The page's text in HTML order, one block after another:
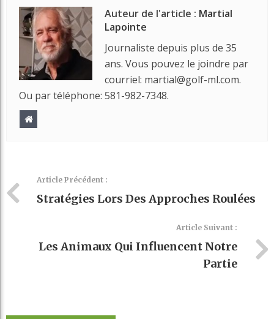
Auteur de l'article : Martial
Lapointe
Journaliste depuis plus de 35
ans. Vous pouvez le joindre par
courriel: martial@golf-ml.com.
Ou par téléphone: 581-982-7348.
Article Précédent :
Stratégies Lors Des Approches Roulées
Article Suivant :
Les Animaux Qui Influencent Notre
Partie